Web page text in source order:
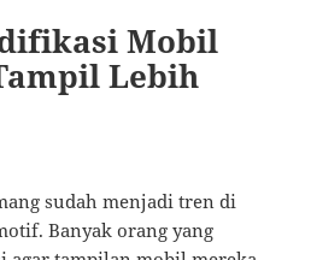
Mobil
Lebih
sudah menjadi tren di
Banyak orang yang